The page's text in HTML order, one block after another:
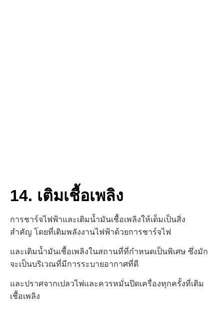
14. เติมเชื้อเพลิง
การชาร์จไฟฟ้าและเติมน้ำมันเชื้อเพลิงให้เต็มเป็นสิ่ง
สำคัญ โดยที่เติมพลังงานไฟฟ้าด้วยการชาร์จไฟ
และเติมน้ำมันเชื้อเพลิงในสถานที่ที่กำหนดเป็นพิเศษ ซึ่งมัก
จะเป็นบริเวณที่มีการระบายอากาศที่ดี
และปราศจากเปลวไฟและควรหมั่นปิดเครื่องทุกครั้งที่เติม
เชื้อเพลิง